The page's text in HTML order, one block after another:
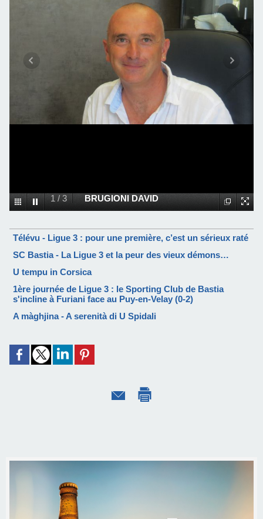
1 /3 BRUGIONI DAVID
Télévu - Ligue 3 : pour une première, c’est un sérieux raté
SC Bastia - La Ligue 3 et la peur des vieux démons…
U tempu in Corsica
1ère journée de Ligue 3 : le Sporting Club de Bastia
s'incline à Furiani face au Puy-en-Velay (0-2)
A màghjina - A serenità di U Spidali